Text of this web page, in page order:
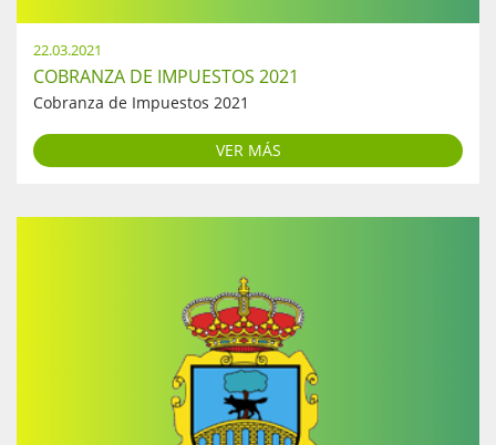
22.03.2021
COBRANZA DE IMPUESTOS 2021
Cobranza de Impuestos 2021
VER MÁS